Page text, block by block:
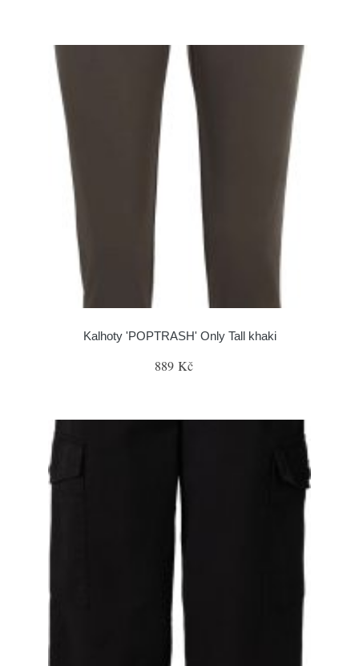
Kalhoty 'POPTRASH' Only Tall khaki
889 Kč